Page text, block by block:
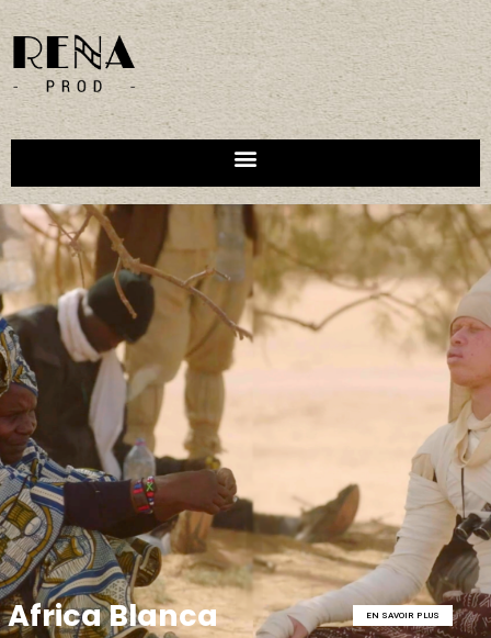
EN SAVOIR PLUS
Africa Blanca